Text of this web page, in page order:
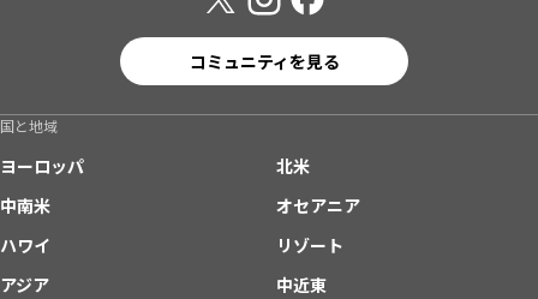
コミュニティを見る
国と地域
ヨーロッパ
北米
中南米
オセアニア
ハワイ
リゾート
アジア
中近東